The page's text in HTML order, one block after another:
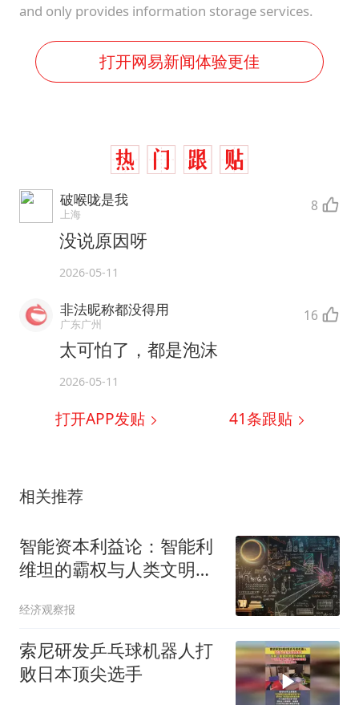
《龙餐馆》 冲奖
and only provides information storage services.
打开网易新闻体验更佳
破喉咙是我
上海 8
没说原因呀
2026-05-11
非法昵称都没得用
广东广州 16
太可怕了，都是泡沫
2026-05-11
打开APP发贴 41条跟贴
相关推荐
智能资本利益论：智能利
维坦的霸权与人类文明的
经济观察报
索尼研发乒乓球机器人打
败日本顶尖选手